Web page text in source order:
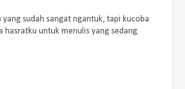
sudah sangat ngantuk, tapi kucoba
hasratku untuk menulis yang sedang